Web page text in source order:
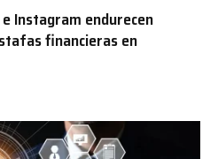
Instagram endurecen
financieras en